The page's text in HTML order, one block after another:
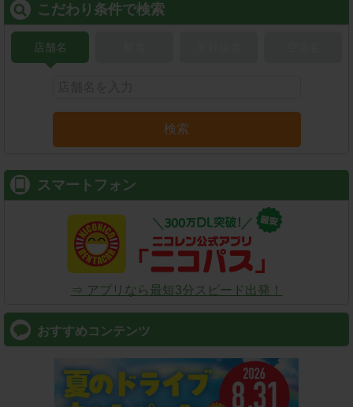
こだわり条件で検索
店舗名
検索
スマートフォン
⇒ アプリなら最短3分スピード出発！
おすすめコンテンツ